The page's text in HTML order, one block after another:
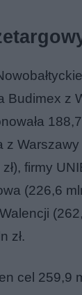
Budimex
z
firmy
(226,6
zł.
cel 259,9